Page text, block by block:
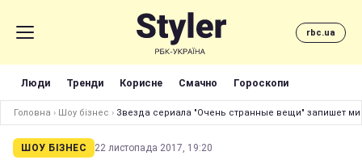
rbc.ua
Люди Тренди Корисне Смачно Гороскопи
Головна › Шоу бізнес › Звезда сериала "Очень странные вещи" запишет
ШОУ БІЗНЕС 22 листопада 2017, 19:20